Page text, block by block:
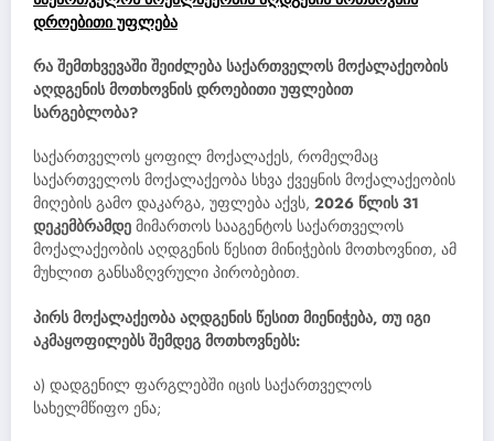
დროებითი უფლება
რა შემთხვევაში შეიძლება საქართველოს მოქალაქეობის
აღდგენის მოთხოვნის დროებითი უფლებით
სარგებლობა?
საქართველოს ყოფილ მოქალაქეს, რომელმაც
საქართველოს მოქალაქეობა სხვა ქვეყნის მოქალაქეობის
მიღების გამო დაკარგა, უფლება აქვს, 2026 წლის 31
დეკემბრამდე მიმართოს სააგენტოს საქართველოს
მოქალაქეობის აღდგენის წესით მინიჭების მოთხოვნით, ამ
მუხლით განსაზღვრული პირობებით.
პირს მოქალაქეობა აღდგენის წესით მიენიჭება, თუ იგი
აკმაყოფილებს შემდეგ მოთხოვნებს:
ა) დადგენილ ფარგლებში იცის საქართველოს
სახელმწიფო ენა;